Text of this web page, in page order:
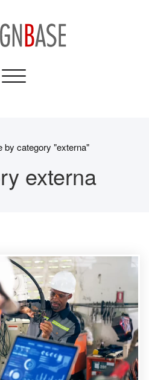
Toggle
by category "externa"
externa